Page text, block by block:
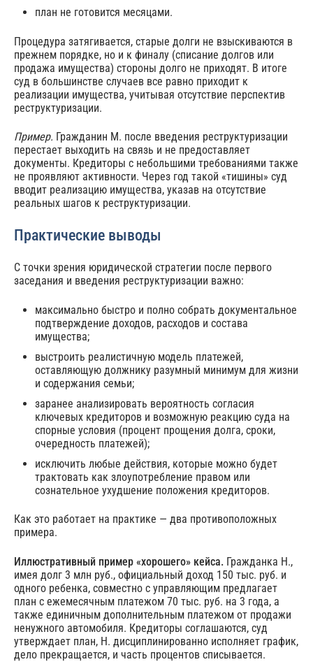
план не готовится месяцами.
Процедура затягивается, старые долги не взыскиваются в
прежнем порядке, но и к финалу (списание долгов или
продажа имущества) стороны долго не приходят. В итоге
суд в большинстве случаев все равно приходит к
реализации имущества, учитывая отсутствие перспектив
реструктуризации.
Пример. Гражданин М. после введения реструктуризации
перестает выходить на связь и не предоставляет
документы. Кредиторы с небольшими требованиями также
не проявляют активности. Через год такой «тишины» суд
вводит реализацию имущества, указав на отсутствие
реальных шагов к реструктуризации.
Практические выводы
С точки зрения юридической стратегии после первого
заседания и введения реструктуризации важно:
максимально быстро и полно собрать документальное
подтверждение доходов, расходов и состава
имущества;
выстроить реалистичную модель платежей,
оставляющую должнику разумный минимум для жизни
и содержания семьи;
заранее анализировать вероятность согласия
ключевых кредиторов и возможную реакцию суда на
спорные условия (процент прощения долга, сроки,
очередность платежей);
исключить любые действия, которые можно будет
трактовать как злоупотребление правом или
сознательное ухудшение положения кредиторов.
Как это работает на практике — два противоположных
примера.
Иллюстративный пример «хорошего» кейса. Гражданка Н.,
имея долг 3 млн руб., официальный доход 150 тыс. руб. и
одного ребенка, совместно с управляющим предлагает
план с ежемесячным платежом 70 тыс. руб. на 3 года, а
также единичным дополнительным платежом от продажи
ненужного автомобиля. Кредиторы соглашаются, суд
утверждает план, Н. дисциплинированно исполняет график,
дело прекращается, и часть процентов списывается.